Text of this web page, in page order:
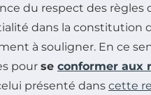
du respect des règles
dans la constitution
à souligner. En ce
pour se conformer aux
présenté dans cette